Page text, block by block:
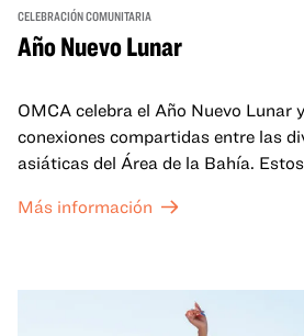
CELEBRACIÓN COMUNITARIA
Año Nuevo Lunar
OMCA celebra el Año Nuevo Lunar
conexiones compartidas entre las
asiáticas del Área de la Bahía.
celebran y honran las tradiciones
un espacio para que nuestras
reúnan y se eleven mutuamente
Más información